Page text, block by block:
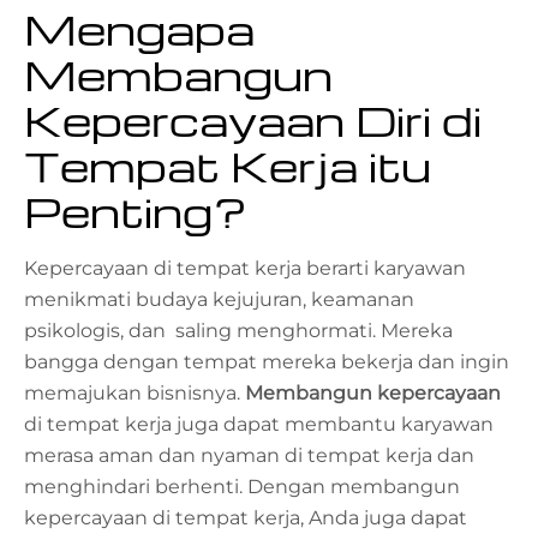
Mengapa
Membangun
Kepercayaan Diri di
Tempat Kerja itu
Penting?
Kepercayaan di tempat kerja berarti karyawan
menikmati budaya kejujuran, keamanan
psikologis, dan saling menghormati. Mereka
bangga dengan tempat mereka bekerja dan ingin
memajukan bisnisnya. Membangun kepercayaan
di tempat kerja juga dapat membantu karyawan
merasa aman dan nyaman di tempat kerja dan
menghindari berhenti. Dengan membangun
kepercayaan di tempat kerja, Anda juga dapat